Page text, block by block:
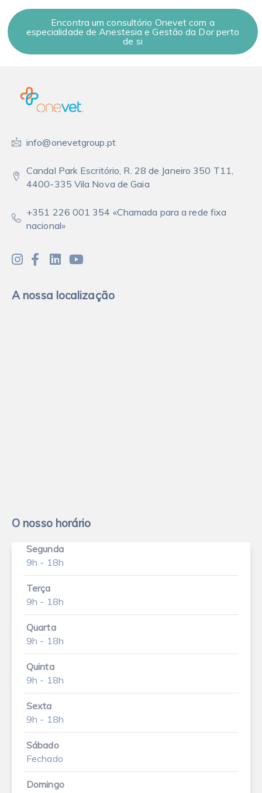
Encontra um consultório Onevet com a
especialidade de Anestesia e Gestão da Dor perto
de si
info@onevetgroup.pt
Candal Park Escritório, R. 28 de Janeiro 350 T11,
4400-335 Vila Nova de Gaia
+351 226 001 354 «Chamada para a rede fixa
nacional»
A nossa localização
O nosso horário
Segunda
9h - 18h
Terça
9h - 18h
Quarta
9h - 18h
Quinta
9h - 18h
Sexta
9h - 18h
Sábado
Fechado
Domingo